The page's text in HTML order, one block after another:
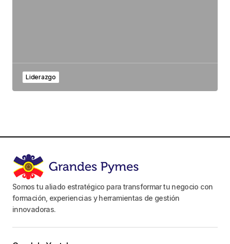
Liderazgo
Somos tu aliado estratégico para transformar tu negocio con
formación, experiencias y herramientas de gestión
innovadoras.